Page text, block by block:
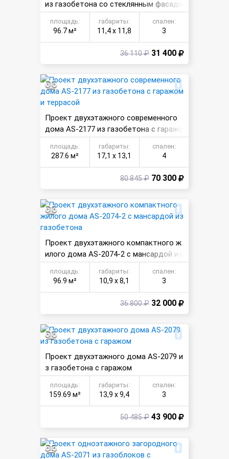
из газобетона со стеклянным фасадо
м и 4 комнатами
площадь:
96.7 м²
габариты:
11,4 х 11,8
спален:
3
36 110 ₽ 31 400
Проект двухэтажного современного
дома AS-2177 из газобетона с гаражо
м и террасой
площадь:
287.6 м²
габариты:
17,1 х 13,1
спален:
4
80 845 ₽ 70 300
Проект двухэтажного компактного ж
илого дома AS-2074-2 с мансардой из
газобетона
площадь:
96.9 м²
габариты:
10,9 х 8,1
спален:
3
36 800 ₽ 32 000
Проект двухэтажного дома AS-2079 и
з газобетона с гаражом
площадь:
159.69 м²
габариты:
13,9 х 9,4
спален:
3
50 485 ₽ 43 900